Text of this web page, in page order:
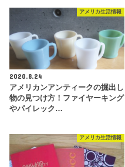
アメリカ生活情報
2020.8.24
アメリカンアンティークの掘出し
物の見つけ方！ファイヤーキング
やパイレック…
アメリカ生活情報